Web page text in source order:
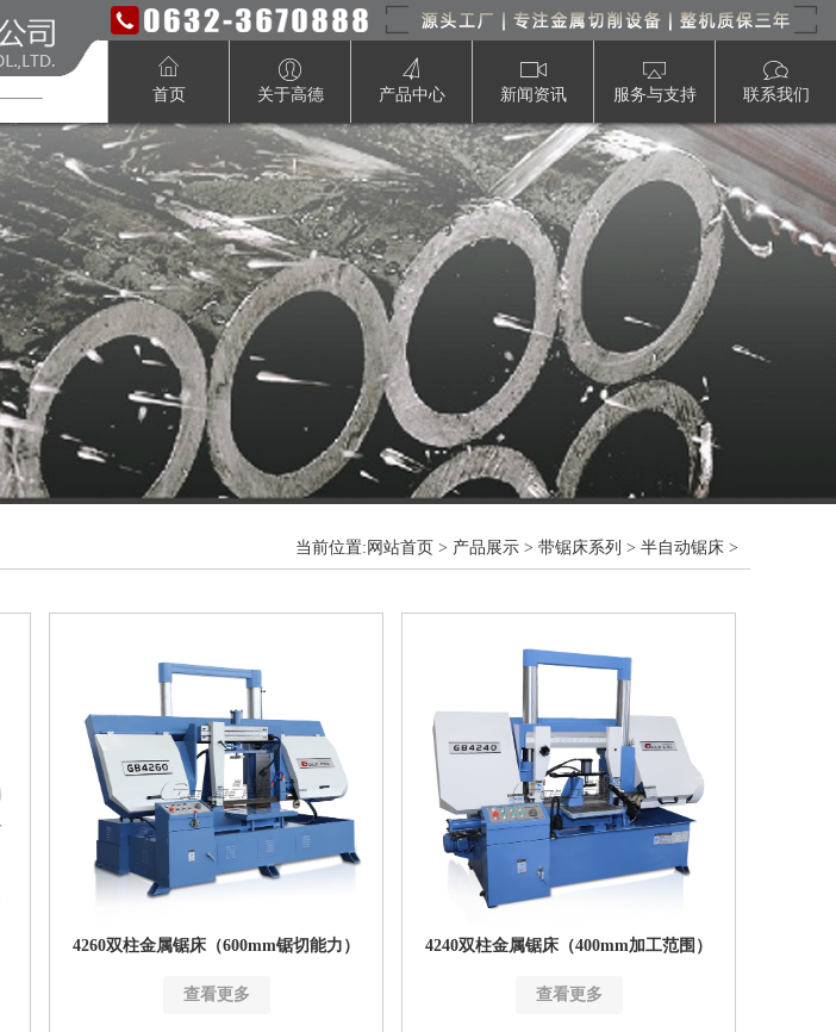
首页 关于高德 产品中心 新闻资讯 服务与支持 联系我们
当前位置: 网站首页 > 产品展示 > 带锯床系列 > 半自动锯床 >
4260双柱金属锯床（600mm锯切能力）
查看更多
4240双柱金属锯床（400mm加工范围）
查看更多